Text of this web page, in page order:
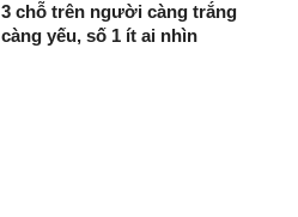
3 chỗ trên người càng trắng
càng yếu, số 1 ít ai nhìn